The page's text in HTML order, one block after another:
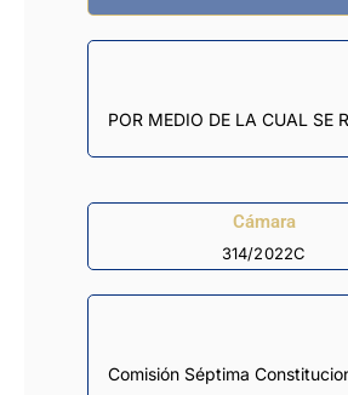
POR MEDIO DE LA CUAL SE
Cámara
314/2022C
Comisión Séptima